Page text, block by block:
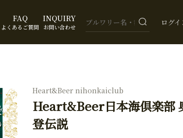
FAQ
よくあるご質問
INQUIRY
お問い合わせ ログイ
Heart&Beer nihonkaiclub
Heart&Beer日本海倶楽部
登伝説